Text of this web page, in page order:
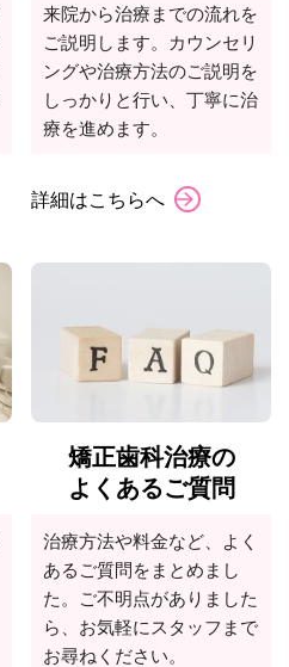
来院から治療までの流れを
ご説明します。カウンセリ
ングや治療方法のご説明を
しっかりと行い、丁寧に治
療を進めます。
詳細はこちらへ
矯正歯科治療の
よくあるご質問
治療方法や料金など、よく
あるご質問をまとめまし
た。ご不明点がありました
ら、お気軽にスタッフまで
お尋ねください。